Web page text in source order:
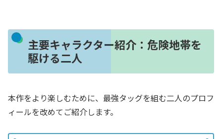
主要キャラクター紹介：危険地帯を
駆ける二人
本作をより楽しむために、最強タッグを組む二人のプロフ
ィールを改めてご紹介します。